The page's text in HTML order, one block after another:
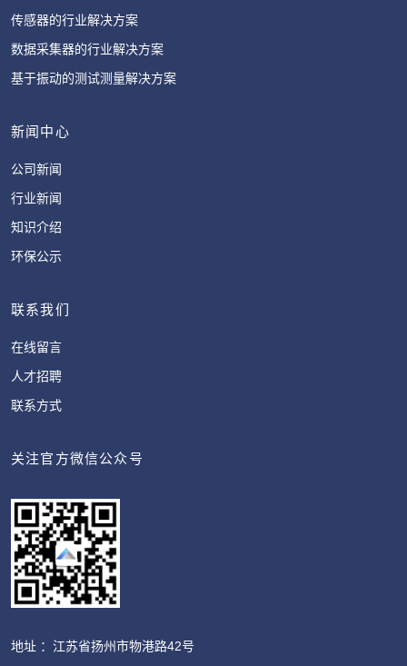
传感器的行业解决方案
数据采集器的行业解决方案
基于振动的测试测量解决方案
新闻中心
公司新闻
行业新闻
知识介绍
环保公示
联系我们
在线留言
人才招聘
联系方式
关注官方微信公众号
地址 ：江苏省扬州市物港路42号